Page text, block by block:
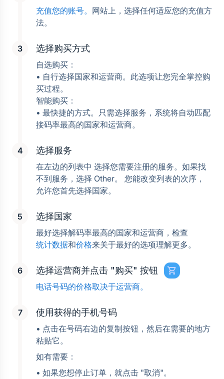
充值您的账号。 网站上，选择任何适应您的充值方
法。
选择购买方式
自选购买：
• 自行选择国家和运营商。此选项让您完全掌控购
买过程。
智能购买：
• 最快捷的方式。只需选择服务，系统将自动匹配
接码率最高的国家和运营商。
选择服务
在左边的列表中 选择您需要注册的服务。如果找
不到服务，选择 Other。 您能改变列表的次序，
允许您首先选择国家。
选择国家
最好选择解码率最高的国家和运营商，检查
统计数据和价格来关于最好的选项理解更多。
选择运营商并点击 "购买" 按钮
电话号码的价格取决于运营商。
使用获得的手机号码
• 点击在号码右边的复制按钮，然后在需要的地方
粘贴它。
如有需要：
• 如果您想停止订单，就点击 "取消"。